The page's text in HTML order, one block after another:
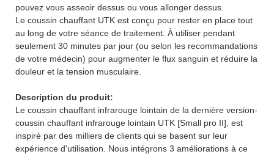
pouvez vous asseoir dessus ou vous allonger dessus.
Le coussin chauffant UTK est conçu pour rester en place tout
au long de votre séance de traitement. À utiliser pendant
seulement 30 minutes par jour (ou selon les recommandations
de votre médecin) pour augmenter le flux sanguin et réduire la
douleur et la tension musculaire.
Description du produit:
Le coussin chauffant infrarouge lointain de la dernière version-
coussin chauffant infrarouge lointain UTK [Small pro II], est
inspiré par des milliers de clients qui se basent sur leur
expérience d'utilisation. Nous intégrons 3 améliorations à ce